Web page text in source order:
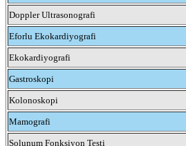
Doppler Ultrasonografi
Eforlu Ekokardiyografi
Ekokardiyografi
Gastroskopi
Kolonoskopi
Mamografi
Solunum Fonksiyon Testi